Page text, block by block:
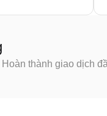
thành giao dịch